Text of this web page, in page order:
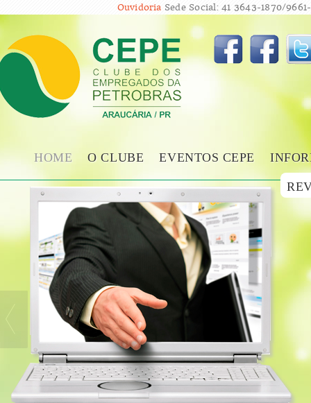
Ouvidoria Sede Social: 41 3643-1870/
HOME O CLUBE EVENTOS CEPE